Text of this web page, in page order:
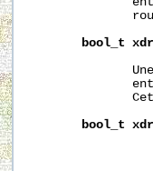
bool_t
bool_t